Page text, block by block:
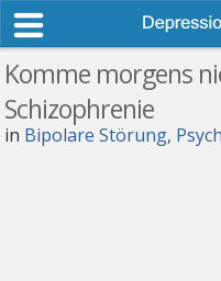
Komme morgens
Schizophrenie
in Bipolare Störung,